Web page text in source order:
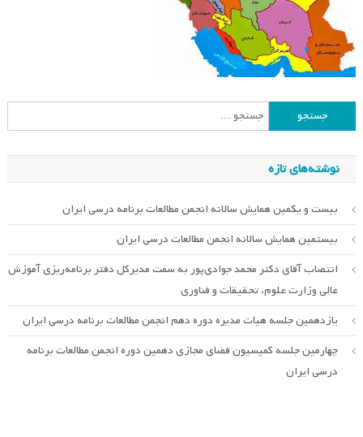
جستجو
برای:
نوشته‌های تازه
بیست و یکمین همایش سالانه انجمن مطالعات برنامه درسی ایران
بیستمین همایش سالانه انجمن مطالعات درسی ایران
انتصاب آقای دکتر محمد جوادی‌پور به سمت مدیرکل دفتر برنامه‌ریزی آموزش
عالی وزارت علوم، تحقیقات و فناوری
یازدهمین جلسه هیات مدیره دوره دهم انجمن مطالعات برنامه درسی ایران
چهارمین جلسه کمیسیون فضای مجازی دهمین دوره انجمن مطالعات برنامه
درسی ایران